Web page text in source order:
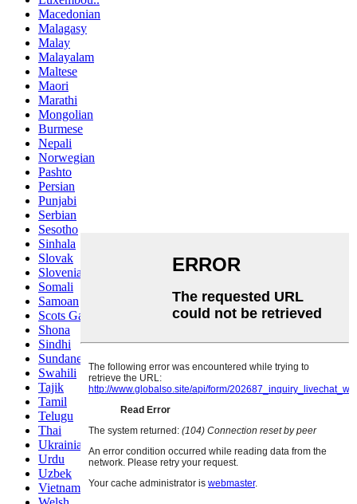
Macedonian
Malagasy
Malay
Malayalam
Maltese
Maori
Marathi
Mongolian
Burmese
Nepali
Norwegian
Pashto
Persian
Punjabi
Serbian
Sesotho
Sinhala
Slovak
Slovenian
Somali
Samoan
Scots Gaelic
Shona
Sindhi
Sundanese
Swahili
Tajik
Tamil
Telugu
Thai
Ukrainian
Urdu
Uzbek
Vietnamese